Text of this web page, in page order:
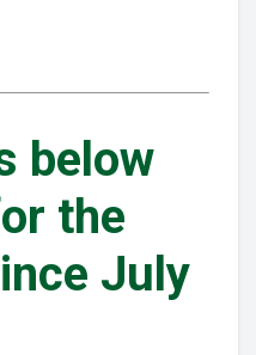
below
the
July